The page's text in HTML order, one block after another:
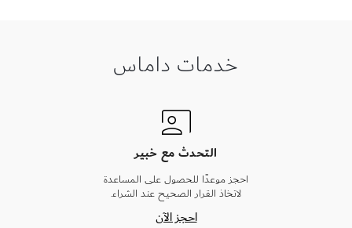
خدمات داماس
التحدث مع خبير
احجز موعدًا للحصول على المساعدة
لاتخاذ القرار الصحيح عند الشراء.
احجز الآن